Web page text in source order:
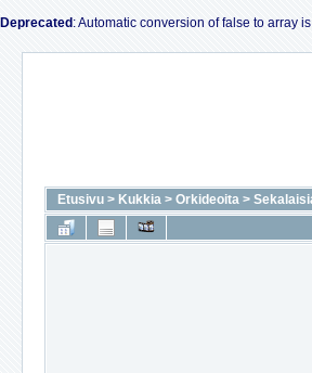
Deprecated : Automatic conversion of false to array
Etusivu > Kukkia > Orkideoita >